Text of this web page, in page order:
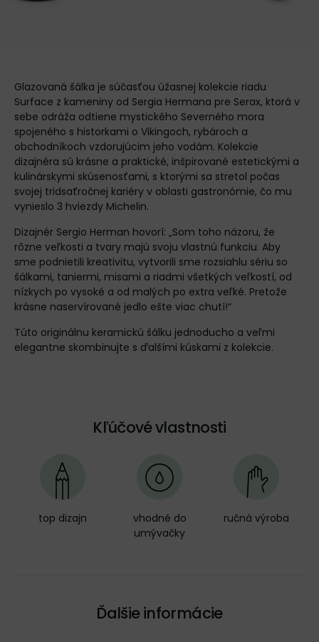
Glazovaná šálka je súčasťou úžasnej kolekcie riadu
Surface z kameniny od Sergia Hermana pre Serax, ktorá v
sebe odráža odtiene mystického Severného mora
spojeného s historkami o Vikingoch, rybároch a
obchodníkoch vzdorujúcim jeho vodám. Kolekcie
dizajnéra sú krásne a praktické, inšpirované estetickými a
kulinárskymi skúsenosťami, s ktorými sa stretol počas
svojej tridsaťročnej kariéry v oblasti gastronómie, čo mu
vynieslo 3 hviezdy Michelin.
Dizajnér Sergio Herman hovorí: „Som toho názoru, že
rôzne veľkosti a tvary majú svoju vlastnú funkciu. Aby
sme podnietili kreativitu, vytvorili sme rozsiahlu sériu so
šálkami, taniermi, misami a riadmi všetkých veľkostí, od
nízkych po vysoké a od malých po extra veľké. Pretože
krásne naservírované jedlo ešte viac chutí!“
Túto originálnu keramickú šálku jednoducho a veľmi
elegantne skombinujte s ďalšími kúskami z kolekcie.
Kľúčové vlastnosti
top dizajn
vhodné do
umývačky
ručná výroba
Ďalšie informácie